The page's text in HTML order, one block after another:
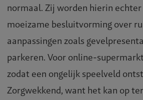
normaal. Zij worden hierin
moeizame besluitvorming over
aanpassingen zoals
parkeren. Voor online-
zodat een ongelijk speelveld
Zorgwekkend, want het kan op